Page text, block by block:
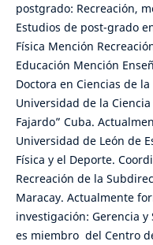
postgrado: Recreación,
Estudios de post-grado
Física Mención
Educación Mención
Doctora en Ciencias de
Universidad de la
Fajardo” Cuba.
Universidad de León de
Física y el Deporte.
Recreación de la
Maracay. Actualmente
investigación: Gerencia y
es miembro del Centro